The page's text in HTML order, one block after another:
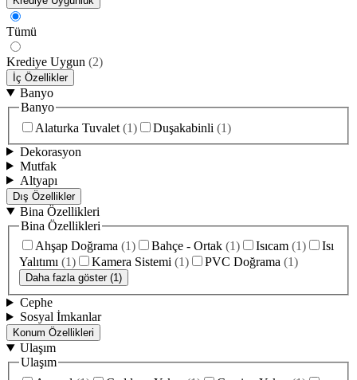
Tümü
Krediye Uygun (2)
İç Özellikler
Banyo
Banyo
Alaturka Tuvalet (1) Duşakabinli (1)
Dekorasyon
Mutfak
Altyapı
Dış Özellikler
Bina Özellikleri
Bina Özellikleri
Ahşap Doğrama (1) Bahçe - Ortak (1) Isıcam (1)
Isı
Yalıtımı (1) Kamera Sistemi (1) PVC Doğrama (1)
Daha fazla göster (1)
Cephe
Sosyal İmkanlar
Konum Özellikleri
Ulaşım
Ulaşım